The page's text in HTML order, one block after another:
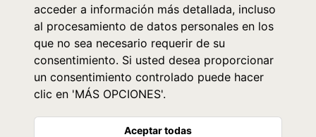
acceder a información más detallada, incluso
al procesamiento de datos personales en los
que no sea necesario requerir de su
consentimiento. Si usted desea proporcionar
un consentimiento controlado puede hacer
clic en 'MÁS OPCIONES'.
Aceptar todas